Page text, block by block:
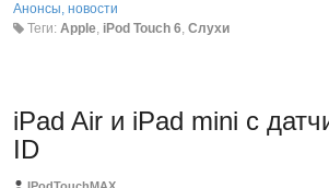
Анонсы, новости
Теги: Apple, iPod Touch 6, Слухи
iPad Air и iPad mini с
ID